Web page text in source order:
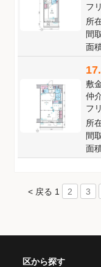
フ
所
間
面
敷
仲
フ
所
間
面
< 戻る 1 2 3
区から探す